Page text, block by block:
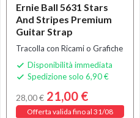
Ernie Ball 5631 Stars
And Stripes Premium
Guitar Strap
Tracolla con Ricami o Grafiche
 Disponibilità immediata
 Spedizione solo 6,90 €
28,00 € 21,00 €
Offerta valida fino al 31/08